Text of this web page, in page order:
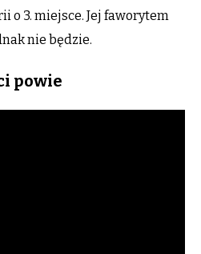
o 3. miejsce. Jej faworytem
nie będzie.
powie